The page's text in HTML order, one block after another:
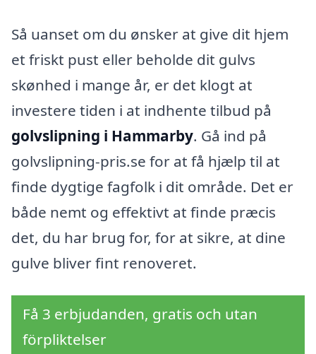
Så uanset om du ønsker at give dit hjem
et friskt pust eller beholde dit gulvs
skønhed i mange år, er det klogt at
investere tiden i at indhente tilbud på
golvslipning i Hammarby. Gå ind på
golvslipning-pris.se for at få hjælp til at
finde dygtige fagfolk i dit område. Det er
både nemt og effektivt at finde præcis
det, du har brug for, for at sikre, at dine
gulve bliver fint renoveret.
Få 3 erbjudanden, gratis och utan
förpliktelser